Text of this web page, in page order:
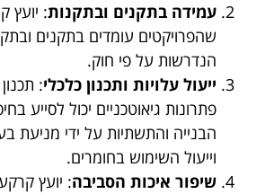
עמידה בתקנים ובתקנות: יועץ
שהפרויקטים עומדים בתקנים
הנדרשות על פי חוק.
ייעול עלויות ותכנון כלכלי:
פתרונות גיאוטכניים יכול לסייע
הבנייה והתשתיות על ידי מניעת
וייעול השימוש בחומרים.
שיפור איכות הסביבה: יועץ